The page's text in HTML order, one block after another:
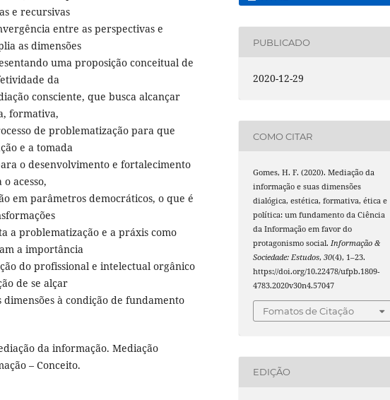
e recursivas
entre as perspectivas e
as dimensões
uma proposição conceitual de
da
consciente, que busca alcançar
formativa,
de problematização para que
e a tomada
o desenvolvimento e fortalecimento
acesso,
em parâmetros democráticos, o que é
a problematização e a práxis como
a importância
do profissional e intelectual orgânico
de se alçar
à condição de fundamento
da informação. Mediação
– Conceito.
PUBLICADO
2020-12-29
COMO CITAR
Gomes, H. F. (2020). Mediação da
informação e suas dimensões
dialógica, estética, formativa, ética e
política: um fundamento da Ciência
da Informação em favor do
protagonismo social.Informação &
Sociedade: Estudos,30(4), 1–23.
https://doi.org/10.22478/ufpb.1809-
4783.2020v30n4.57047
Fomatos de Citação
EDIÇÃO